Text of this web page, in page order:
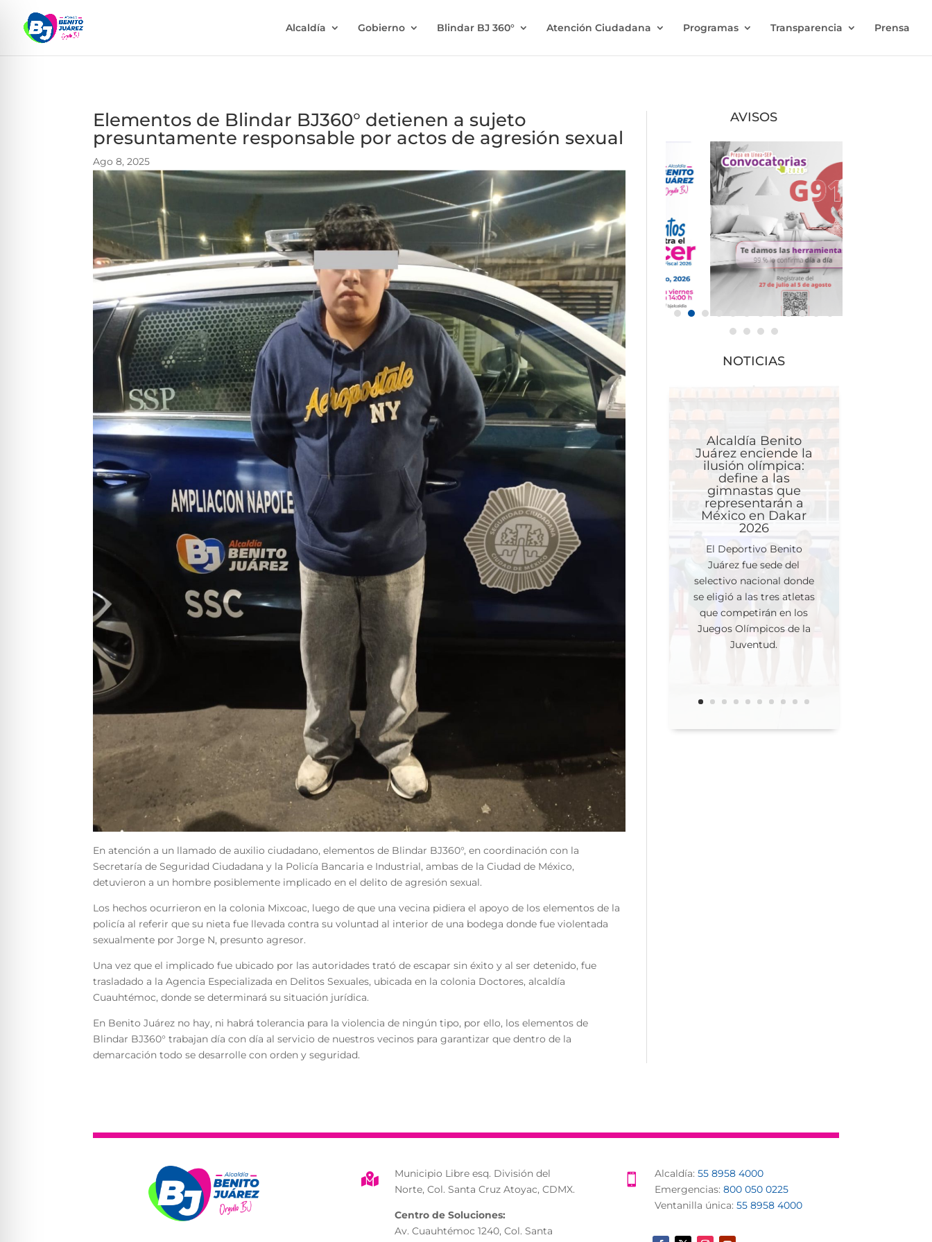
Alcaldía Gobierno Blindar BJ 360° Atención Ciudadana Programas Transparencia Prensa
Elementos de Blindar BJ360° detienen a sujeto
presuntamente responsable por actos de agresión sexual
Ago 8, 2025
En atención a un llamado de auxilio ciudadano, elementos de Blindar BJ360°, en coordinación con la
Secretaría de Seguridad Ciudadana y la Policía Bancaria e Industrial, ambas de la Ciudad de México,
detuvieron a un hombre posiblemente implicado en el delito de agresión sexual.
Los hechos ocurrieron en la colonia Mixcoac, luego de que una vecina pidiera el apoyo de los elementos de la
policía al referir que su nieta fue llevada contra su voluntad al interior de una bodega donde fue violentada
sexualmente por Jorge N, presunto agresor.
Una vez que el implicado fue ubicado por las autoridades trató de escapar sin éxito y al ser detenido, fue
trasladado a la Agencia Especializada en Delitos Sexuales, ubicada en la colonia Doctores, alcaldía
Cuauhtémoc, donde se determinará su situación jurídica.
En Benito Juárez no hay, ni habrá tolerancia para la violencia de ningún tipo, por ello, los elementos de
Blindar BJ360° trabajan día con día al servicio de nuestros vecinos para garantizar que dentro de la
demarcación todo se desarrolle con orden y seguridad.
AVISOS
Alcaldía Benito
Juárez enciende la
ilusión olímpica:
define a las
gimnastas que
representarán a
México en Dakar
2026
El Deportivo Benito
Juárez fue sede del
selectivo nacional donde
se eligió a las tres atletas

Municipio Libre esq. División del
Norte, Col. Santa Cruz Atoyac, CDMX.
Centro de Soluciones:
Av. Cuauhtémoc 1240, Col. Santa
 Alcaldía:55 8958 4000
Emergencias:800 050 0225
Ventanilla única:55 8958 4000